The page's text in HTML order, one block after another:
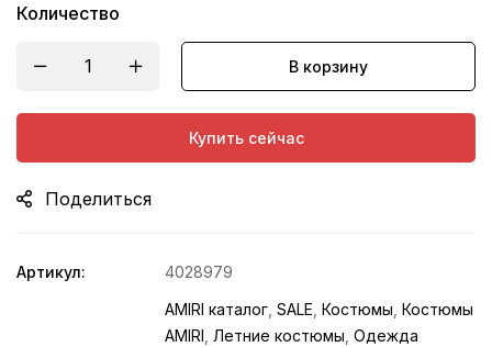
Количество
В корзину
Купить сейчас
Поделиться
Артикул:
4028979
AMIRI каталог SALE Костюмы Костюмы
AMIRI Летние костюмы Одежда